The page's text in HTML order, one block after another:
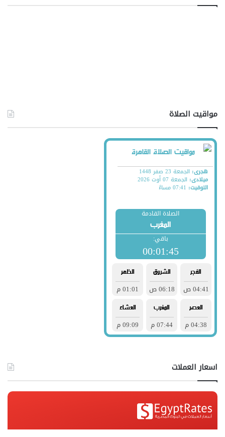
مواقيت الصلاة
اسعار العملات